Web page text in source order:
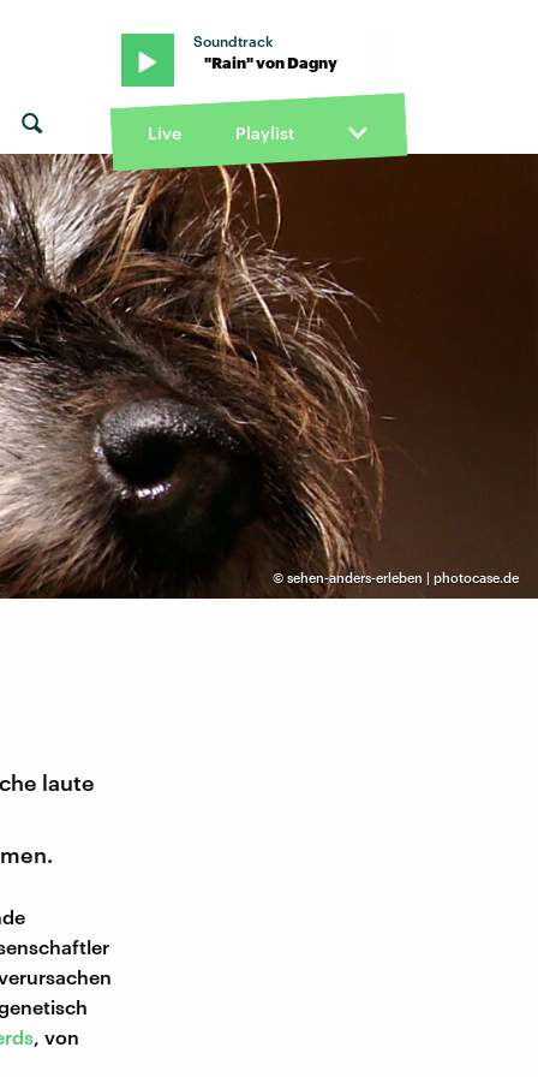
Soundtrack
Dagny · "Rain" von Dagny
Live Playlist
© sehen-anders-erleben | photocase.de
laute
, von